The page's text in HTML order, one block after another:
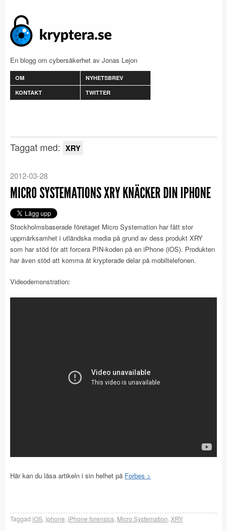
En blogg om cybersäkerhet av Jonas Lejon
OM
NYHETSBREV
KONTAKT
TWITTER
Taggat med: XRY
2012-03-28
MICRO SYSTEMATIONS XRY KNÄCKER DIN IPHONE
Stockholmsbaserade företaget Micro Systemation har fått stor
uppmärksamhet i utländska media på grund av dess produkt XRY
som har stöd för att forcera PIN-koden på en iPhone (iOS). Produkten
har även stöd att komma åt krypterade delar på mobiltelefonen.
Videodemonstration:
Här kan du läsa artikeln i sin helhet på Forbes >
Taggad iOS iphone iPhone forensics Micro Systemation XRY